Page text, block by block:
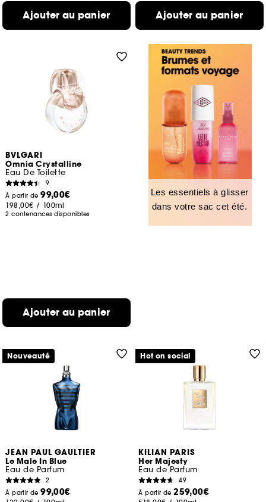
Ajouter au panier Ajouter au panier
BVLGARI
Omnia Crystalline
Eau De Toilette
9
À partir de99,00€
198,00€ / 100ml
2 contenances disponibles
Ajouter au panier
Les essentiels à glisser
dans votre sac cet été.
JEAN PAUL GAULTIER
Le Male In Blue
Eau de Parfum
2
À partir de99,00€
Nouveauté
KILIAN PARIS
Her Majesty
Eau de Parfum
49
À partir de259,00€
Hot on social